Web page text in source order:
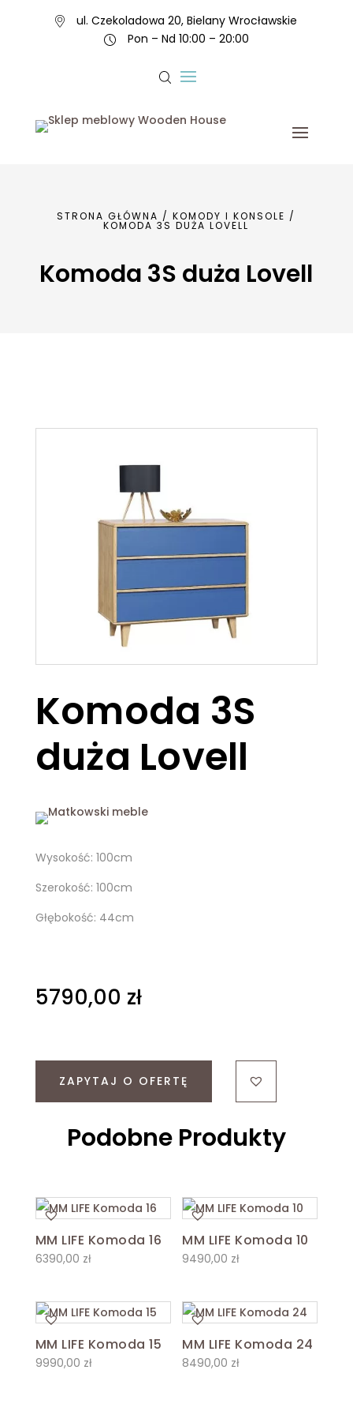
ul. Czekoladowa 20, Bielany Wrocławskie
Pon – Nd 10:00 – 20:00
STRONA GŁÓWNA /KOMODY I KONSOLE /
KOMODA 3S DUŻA LOVELL
Komoda 3S duża Lovell
Komoda 3S
duża Lovell
Wysokość: 100cm
Szerokość: 100cm
Głębokość: 44cm
5790,00 zł
ZAPYTAJ O OFERTĘ
Podobne Produkty
MM LIFE Komoda 16
6390,00 zł
MM LIFE Komoda 10
9490,00 zł
MM LIFE Komoda 15
9990,00 zł
MM LIFE Komoda 24
8490,00 zł